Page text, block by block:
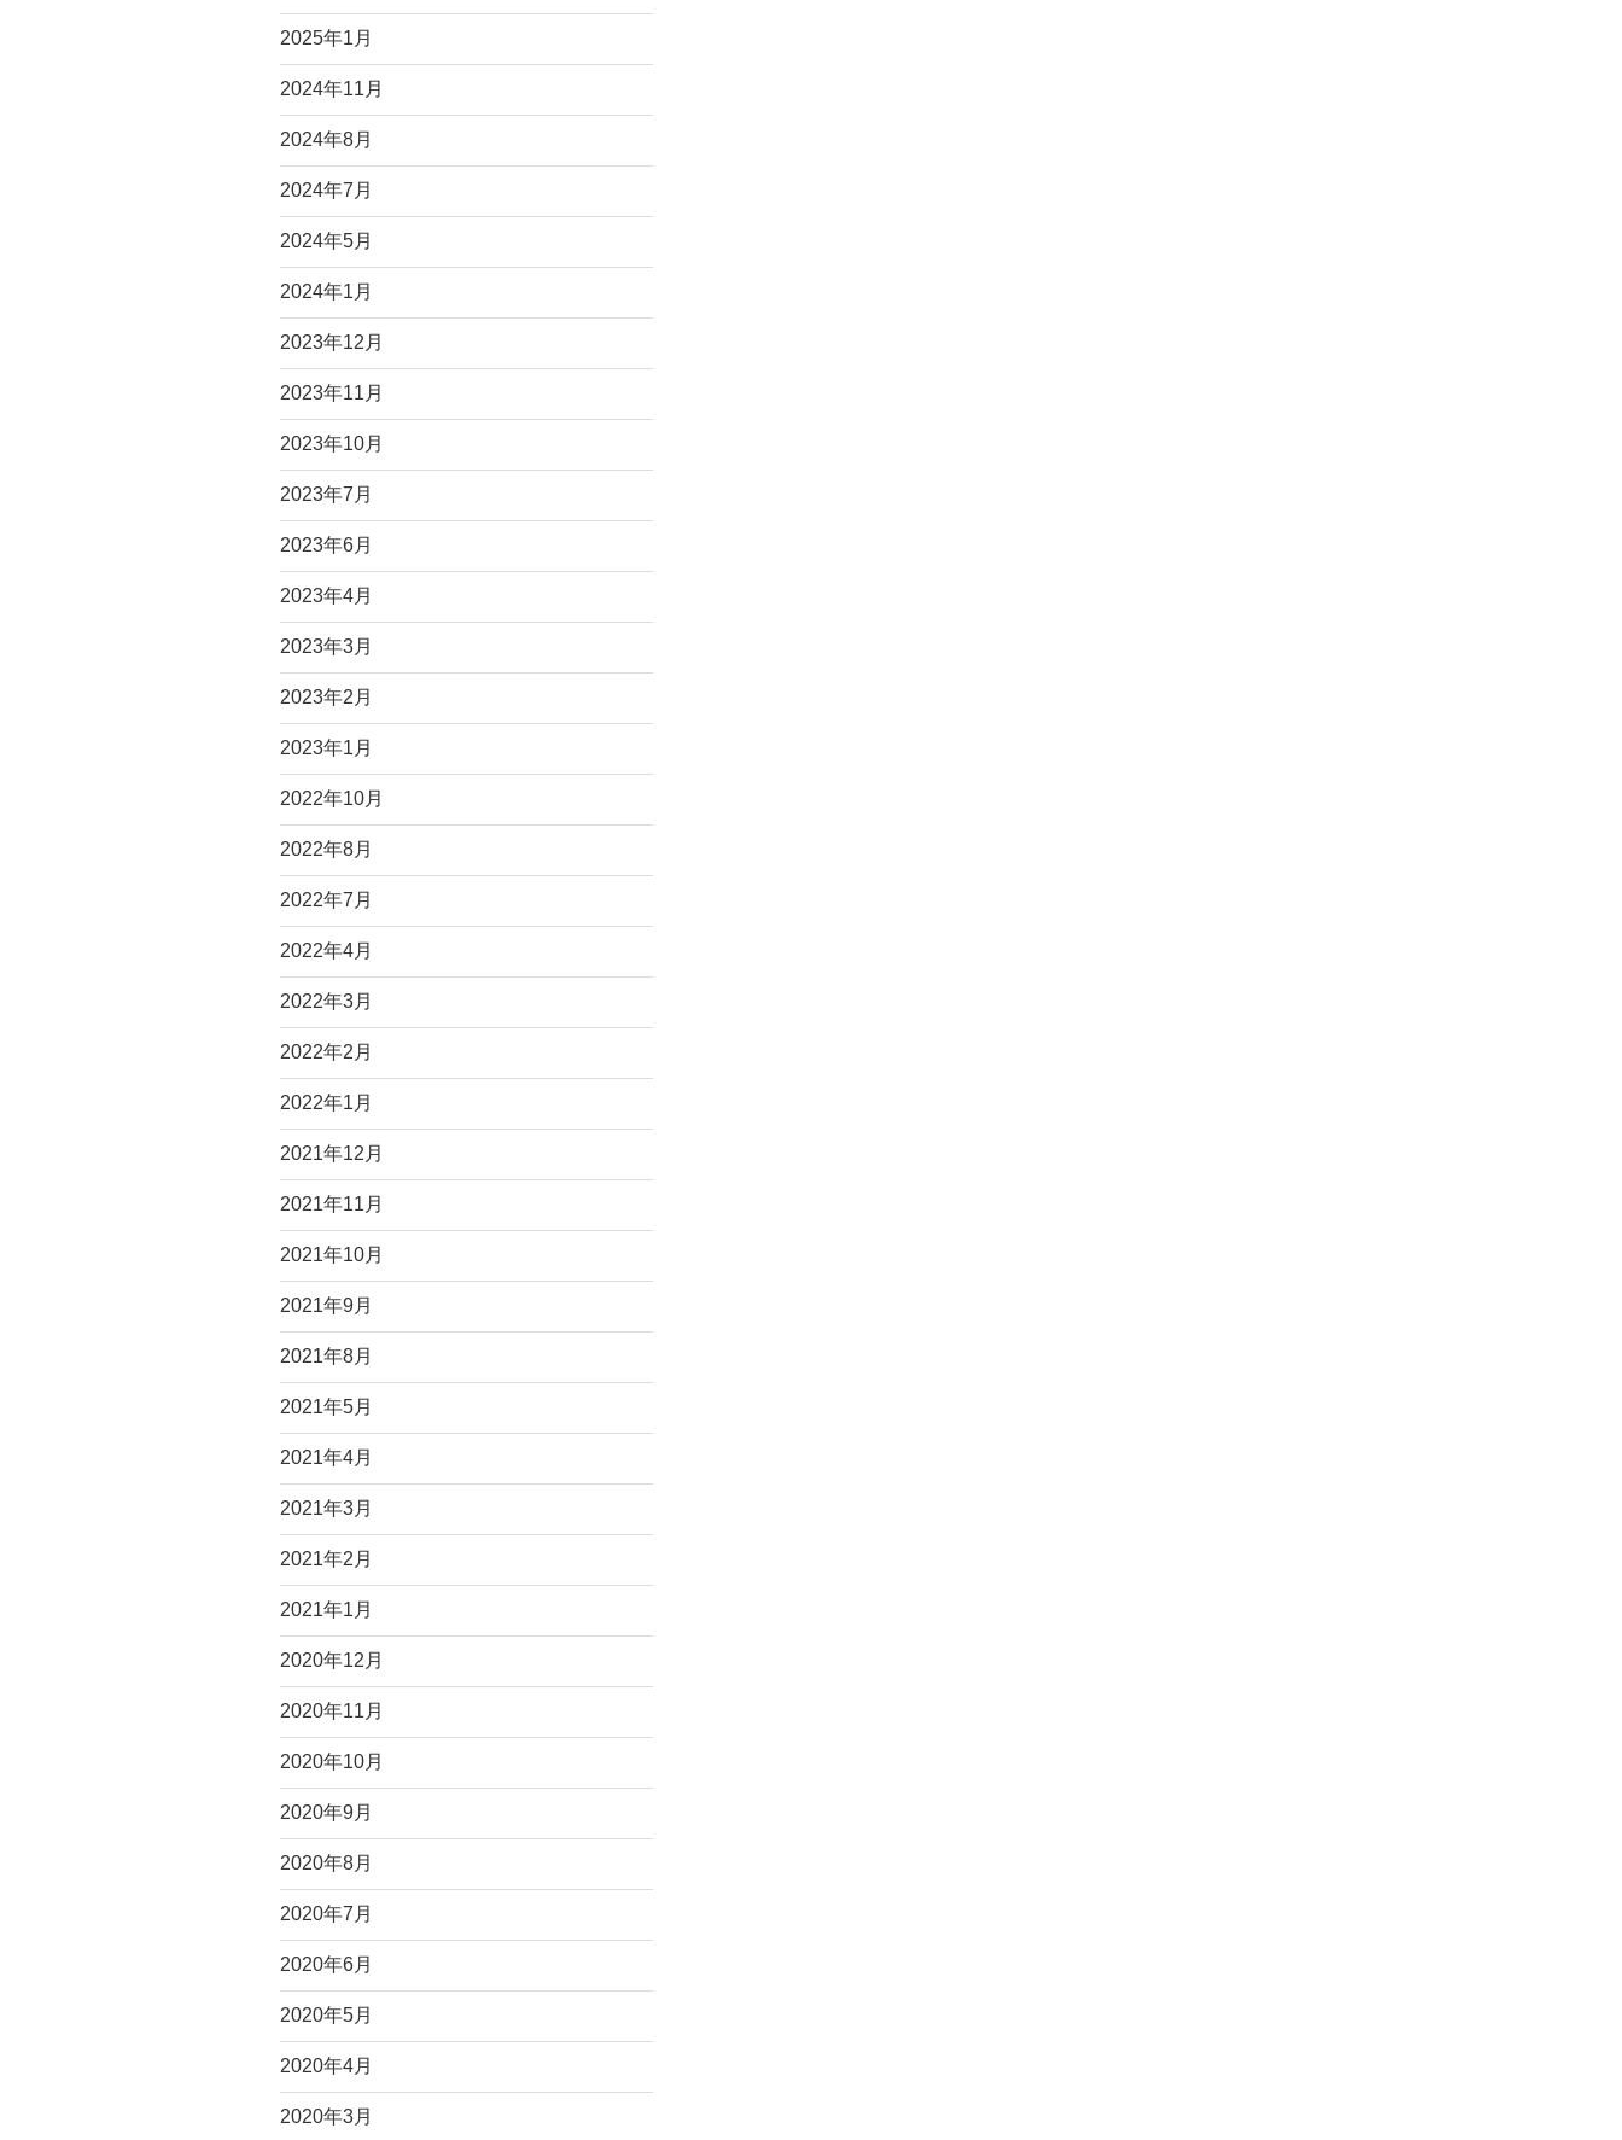
2025年1月
2024年11月
2024年8月
2024年7月
2024年5月
2024年1月
2023年12月
2023年11月
2023年10月
2023年7月
2023年6月
2023年4月
2023年3月
2023年2月
2023年1月
2022年10月
2022年8月
2022年7月
2022年4月
2022年3月
2022年2月
2022年1月
2021年12月
2021年11月
2021年10月
2021年9月
2021年8月
2021年5月
2021年4月
2021年3月
2021年2月
2021年1月
2020年12月
2020年11月
2020年10月
2020年9月
2020年8月
2020年7月
2020年6月
2020年5月
2020年4月
2020年3月